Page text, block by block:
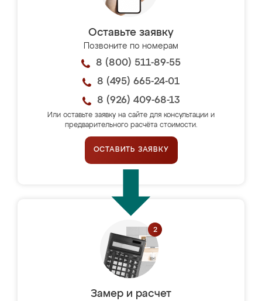
Оставьте заявку
Позвоните по номерам
8 (800) 511-89-55
8 (495) 665-24-01
8 (926) 409-68-13
Или оставьте заявку на сайте для консультации и
предварительного расчёта стоимости.
ОСТАВИТЬ ЗАЯВКУ
Замер и расчет